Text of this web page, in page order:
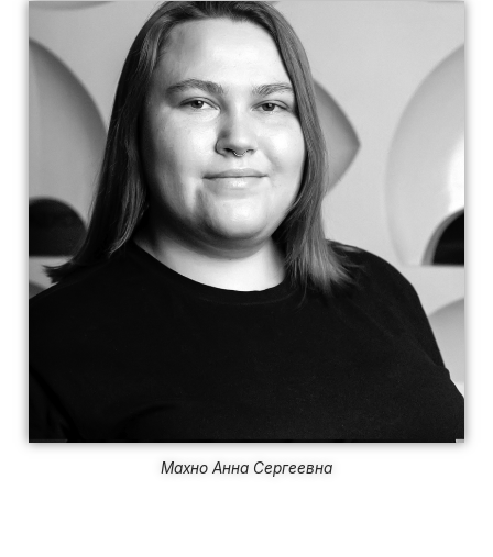
Махно Анна Сергеевна